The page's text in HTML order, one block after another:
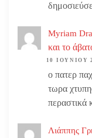
Myriam
και το
10 ΙΟΥΝΊΟΥ
ο πατερ
τωρα
περαστικά
Λιάππης